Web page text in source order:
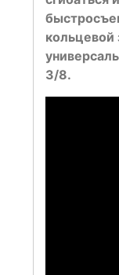
кольцевой
3/8.